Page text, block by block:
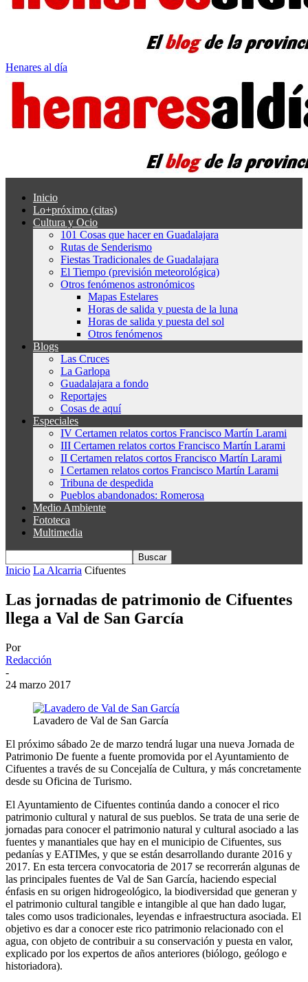
Henares al día
Inicio
Lo+próximo (citas)
Cultura y Ocio
101 Cosas que hacer en Guadalajara
Rutas de Senderismo
Fiestas Tradicionales de Guadalajara
El Tiempo (previsión meteorológica)
Otros fenómenos astronómicos
Mapas Estelares
Horas de salida y puesta de la luna
Horas de salida y puesta del sol
Otros fenómenos
Blogs
Las Cruces
La Garlopa
Guadalajara a fondo
Reportajes
Cosas de aquí
Especiales
IV Certamen relatos cortos Francisco Martín Larami
III Certamen relatos cortos Francisco Martín Larami
II Certamen relatos cortos Francisco Martín Larami
I Certamen relatos cortos Francisco Martín Larami
Tribuna de despedida
Pueblos abandonados: Romerosa
Medio Ambiente
Fototeca
Multimedia
Inicio La Alcarria Cifuentes
Las jornadas de patrimonio de Cifuentes
llega a Val de San García
Por
Redacción
-
24 marzo 2017
Lavadero de Val de San García
El próximo sábado 2e de marzo tendrá lugar una nueva Jornada de
Patrimonio De fuente a fuente promovida por el Ayuntamiento de
Cifuentes a través de su Concejalía de Cultura, y más concretamente
desde su Oficina de Turismo.
El Ayuntamiento de Cifuentes continúa dando a conocer el rico
patrimonio cultural y natural de sus pueblos. Se trata de una serie de
jornadas para conocer el patrimonio natural y cultural asociado a las
fuentes y manantiales que hay en el municipio de Cifuentes, sus
pedanías y EATIMes, y que se están desarrollando durante 2016 y
2017. En esta tercera convocatoria de 2017 se recorrerán algunas de
las principales fuentes de Val de San García, haciendo especial
énfasis en su origen hidrogeológico, la biodiversidad que generan y
el patrimonio cultural tangible e intangible al que han dado lugar,
tales como usos tradicionales, leyendas e infraestructura asociada. El
objetivo es dar a conocer este rico patrimonio relacionado con el
agua, con objeto de contribuir a su conservación y puesta en valor,
explicado por los expertos de años anteriores (biólogo, geólogo e
historiadora).